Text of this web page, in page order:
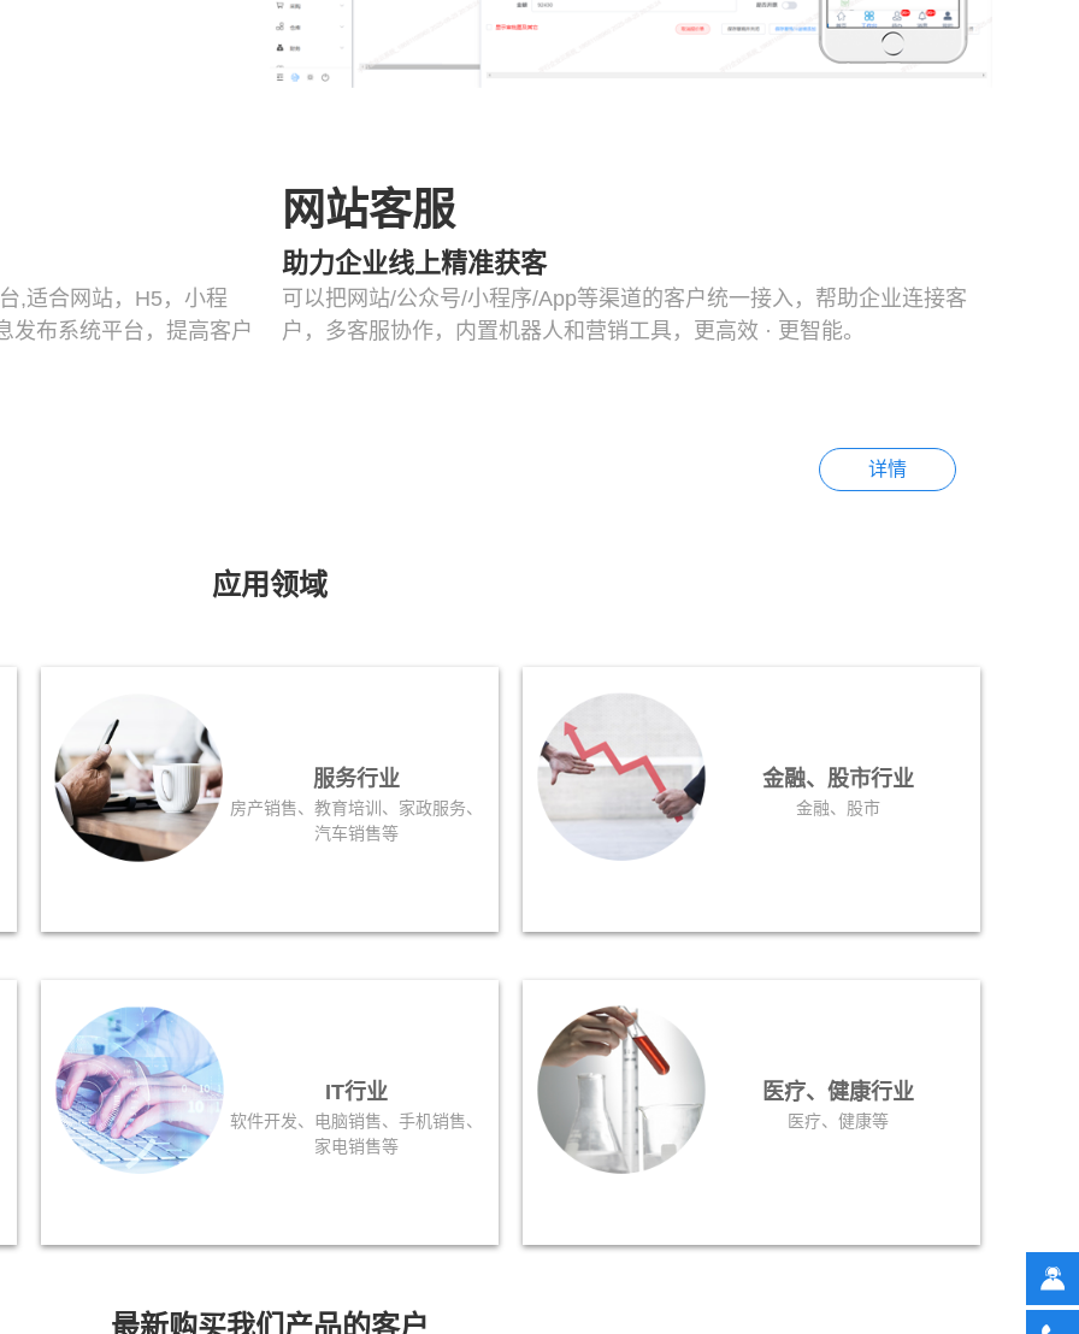
,适合网站，H5，小程
发布系统平台，提高客户
网站客服
助力企业线上精准获客
可以把网站/公众号/小程序/App等渠道的客户统一接入，帮助企业连接客
户，多客服协作，内置机器人和营销工具，更高效 · 更智能。
详情
应用领域
服务行业
房产销售、教育培训、家政服务、
汽车销售等
金融、股市行业
金融、股市
IT行业
软件开发、电脑销售、手机销售、
家电销售等
医疗、健康行业
医疗、健康等
最新购买我们产品的客户